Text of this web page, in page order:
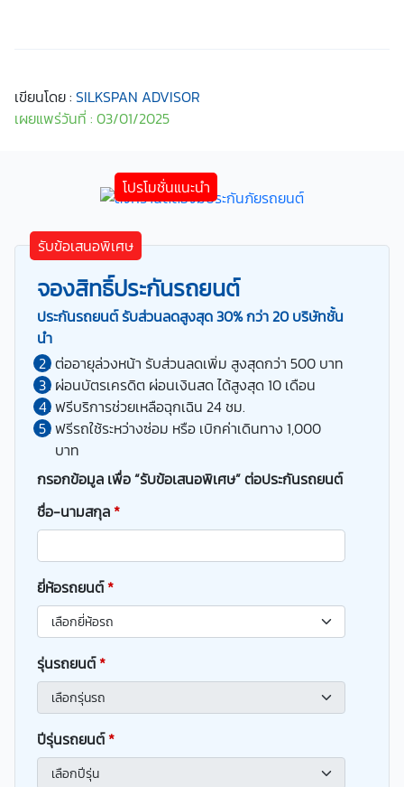
เขียนโดย : SILKSPAN ADVISOR
เผยแพร่วันที่ : 03/01/2025
รับข้อเสนอพิเศษ
จองสิทธิ์ประกันรถยนต์
ประกันรถยนต์ รับส่วนลดสูงสุด 30% กว่า 20 บริษัทชั้น
นำ
ต่ออายุล่วงหน้า รับส่วนลดเพิ่ม สูงสุดกว่า 500 บาท
ผ่อนบัตรเครดิต ผ่อนเงินสด ได้สูงสุด 10 เดือน
ฟรีบริการช่วยเหลือฉุกเฉิน 24 ชม.
ฟรีรถใช้ระหว่างซ่อม หรือ เบิกค่าเดินทาง 1,000
บาท
กรอกข้อมูล เพื่อ “รับข้อเสนอพิเศษ” ต่อประกันรถยนต์
ชื่อ-นามสกุล*
ยี่ห้อรถยนต์*
รุ่นรถยนต์*
ปีรุ่นรถยนต์*